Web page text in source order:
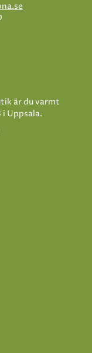
är du varmt
Uppsala.